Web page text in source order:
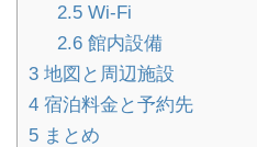
2.5Wi-Fi
2.6館内設備
3 地図と周辺施設
4 宿泊料金と予約先
5 まとめ